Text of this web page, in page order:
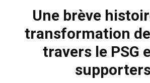
Une brève
transformation
travers le PSG